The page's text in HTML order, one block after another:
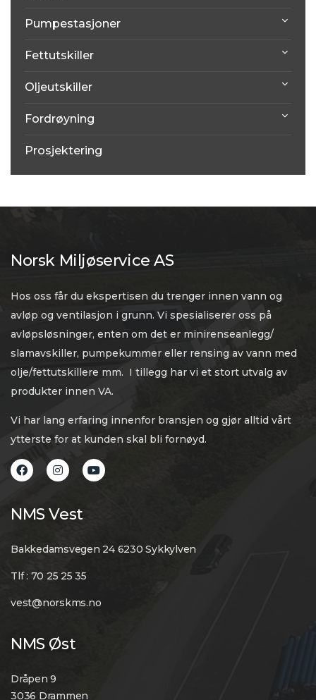
Pumpestasjoner
Fettutskiller
Oljeutskiller
Fordrøyning
Prosjektering
Norsk Miljøservice AS
Hos oss får du ekspertisen du trenger innen vann og
avløp og ventilasjon i grunn. Vi spesialiserer oss på
avløpsløsninger, enten om det er minirenseanlegg/
slamavskiller, pumpekummer eller rensing av vann med
olje/fettutskillere mm. I tillegg har vi et stort utvalg av
produkter innen VA.
Vi har lang erfaring innenfor bransjen og gjør alltid vårt
ytterste for at kunden skal bli fornøyd.
NMS Vest
Bakkedamsvegen 24 6230 Sykkylven
Tlf : 70 25 25 35
vest@norskms.no
NMS Øst
Dråpen 9
3036 Drammen